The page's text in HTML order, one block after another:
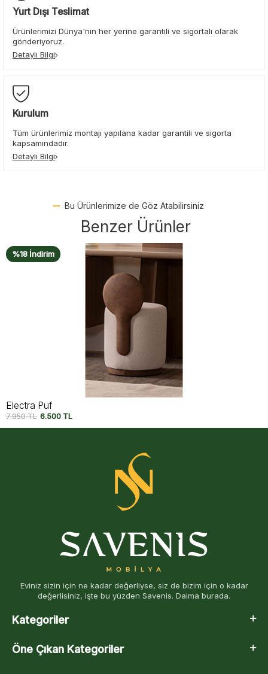
Yurt Dışı Teslimat
Ürünlerimizi Dünya'nın her yerine garantili ve sigortalı olarak
gönderiyoruz.
Detaylı Bilgi
Kurulum
Tüm ürünlerimiz montajı yapılana kadar garantili ve sigorta
kapsamındadır.
Detaylı Bilgi
Bu Ürünlerimize de Göz Atabilirsiniz
Benzer Ürünler
%17 İndirim
Eviniz sizin için ne kadar değerliyse, siz de bizim için o kadar
değerlisiniz, işte bu yüzden Savenis. Daima burada.
Kategoriler
Öne Çıkan Kategoriler